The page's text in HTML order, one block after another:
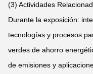
(3) Actividades
Durante la exposición:
tecnologías y procesos
verdes de ahorro
de emisiones y